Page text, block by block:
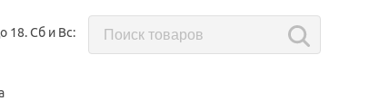
18. Сб и Вс: